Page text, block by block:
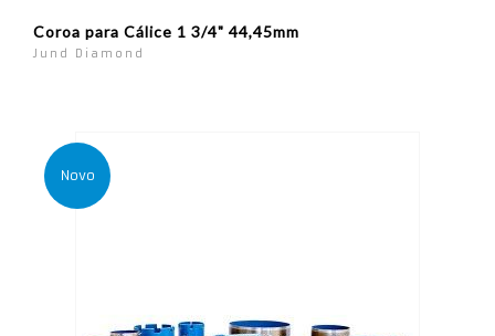
Coroa para Cálice 1 3/4" 44,45mm
Jund Diamond
Novo